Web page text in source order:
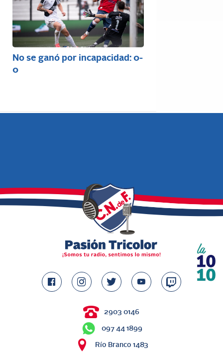
No se ganó por incapacidad: 0-
0
2903 0146
097 44 1899
Río Branco 1483